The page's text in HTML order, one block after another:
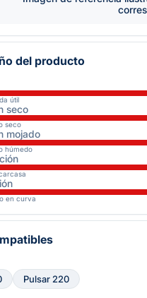
del producto
útil
seco
seco
mojado
húmedo
en curva
Pulsar 220